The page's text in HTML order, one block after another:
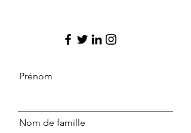
Prénom
Nom de famille